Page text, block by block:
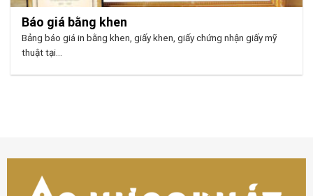
Báo giá bằng khen
Bảng báo giá in bằng khen, giấy khen, giấy chứng nhận giấy mỹ
thuật tại...